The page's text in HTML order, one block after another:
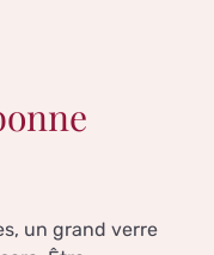
un grand verre